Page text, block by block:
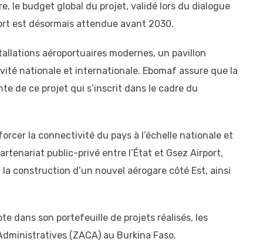
le budget global du projet, validé lors du dialogue
est désormais attendue avant 2030.
aéroportuaires modernes, un pavillon
nationale et internationale. Ebomaf assure que la
de ce projet qui s’inscrit dans le cadre du
la connectivité du pays à l’échelle nationale et
public-privé entre l’État et Gsez Airport,
construction d’un nouvel aérogare côté Est, ainsi
dans son portefeuille de projets réalisés, les
(ZACA) au Burkina Faso.